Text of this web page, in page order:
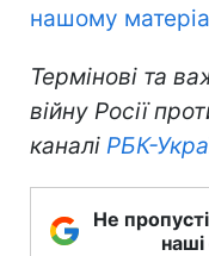
нашому
Термінові та
війну Росії
каналі РБК-
Не